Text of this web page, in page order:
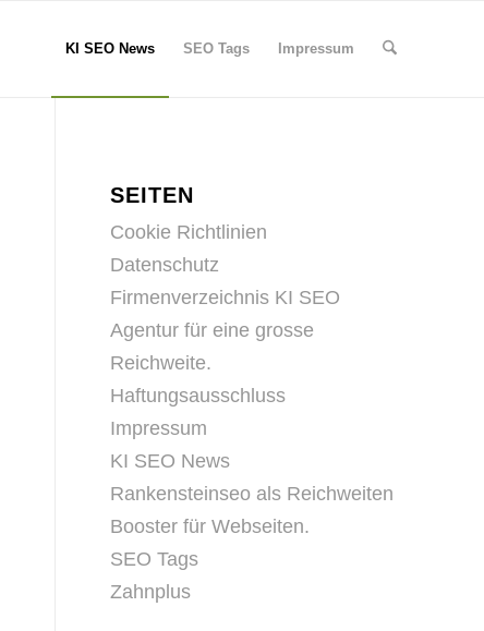
KI SEO News SEO Tags Impressum
SEITEN
Cookie Richtlinien
Datenschutz
Firmenverzeichnis KI SEO
Agentur für eine grosse
Reichweite.
Haftungsausschluss
Impressum
KI SEO News
Rankensteinseo als Reichweiten
Booster für Webseiten.
SEO Tags
Zahnplus